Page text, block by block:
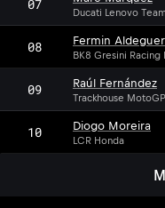
07 Ducati Lenovo
08 Fermin Aldeguer
BK8 Gresini Racing
09 Raúl Fernández
Trackhouse
10 Diogo Moreira
LCR Honda